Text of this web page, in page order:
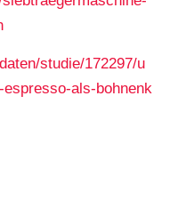
studie/172297/u
als-bohnenk